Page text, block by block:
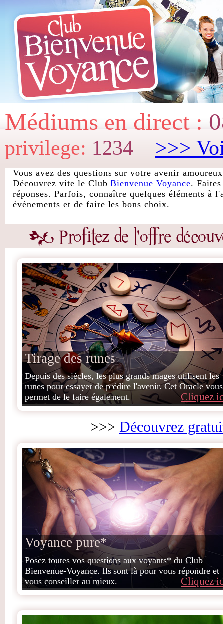
Médiums en direct :
privilege: 1234 >>>
Vous avez des questions sur votre avenir
Découvrez vite le Club Bienvenue Voyance.
réponses. Parfois, connaître quelques éléments à
événements et de faire les bons choix.
Tirage des runes
Cliquez
Depuis des siècles, les plus grands mages utilisent les
runes pour essayer de prédire l'avenir. Cet Oracle vous
permet de le faire également.
>>> Découvrez
Voyance pure*
Cliquez
Posez toutes vos questions aux voyants* du Club
Bienvenue-Voyance. Ils sont là pour vous répondre et
vous conseiller au mieux.